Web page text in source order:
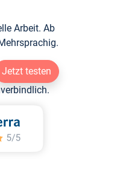
Arbeit. Ab
Jetzt testen